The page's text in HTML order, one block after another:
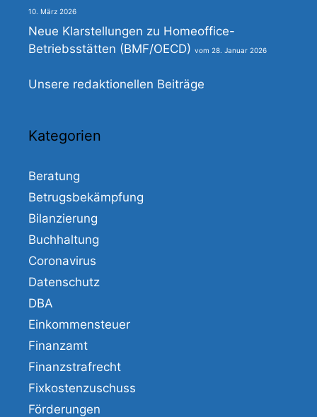
10. März 2026
Neue Klarstellungen zu Homeoffice-
Betriebsstätten (BMF/OECD)
28. Januar 2026
Unsere redaktionellen Beiträge
Kategorien
Beratung
Betrugsbekämpfung
Bilanzierung
Buchhaltung
Coronavirus
Datenschutz
DBA
Einkommensteuer
Finanzamt
Finanzstrafrecht
Fixkostenzuschuss
Förderungen